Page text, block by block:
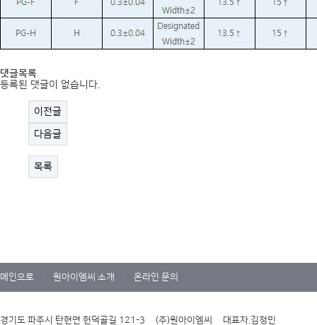
댓글목록
등록된 댓글이 없습니다.
이전글
다음글
목록
메인으로 원아이엠씨 소개 온라인 문의
경기도 파주시 탄현면 헌덕골길 121-3 (주)원아이엠씨 대표자.김정민